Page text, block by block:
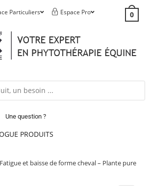
Particuliers Espace Pro 0
Une question ?
PRODUITS
Fatigue et baisse de forme cheval – Plante pure